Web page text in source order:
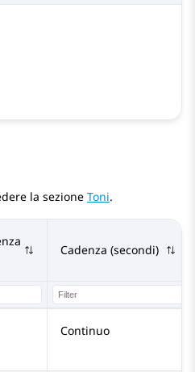
la sezione Toni.
Cadenza (secondi)
Continuo